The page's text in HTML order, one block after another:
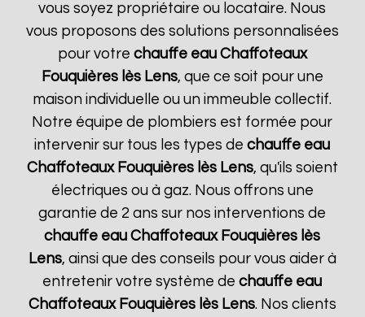
vous soyez propriétaire ou locataire. Nous
vous proposons des solutions personnalisées
pour votre chauffe eau Chaffoteaux
Fouquières lès Lens, que ce soit pour une
maison individuelle ou un immeuble collectif.
Notre équipe de plombiers est formée pour
intervenir sur tous les types dechauffe eau
Chaffoteaux Fouquières lès Lens, qu'ils soient
électriques ou à gaz. Nous offrons une
garantie de 2 ans sur nos interventions de
chauffe eau Chaffoteaux Fouquières lès
Lens, ainsi que des conseils pour vous aider à
entretenir votre système dechauffe eau
Chaffoteaux Fouquières lès Lens. Nos clients